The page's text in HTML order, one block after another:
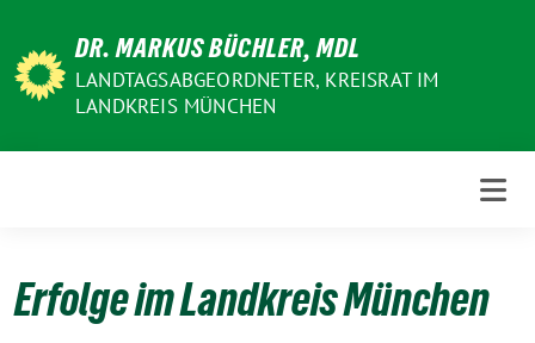
zum
Inhalt
DR. MARKUS BÜCHLER, MDL
LANDTAGSABGEORDNETER, KREISRAT IM
LANDKREIS MÜNCHEN
Erfolge im Landkreis München